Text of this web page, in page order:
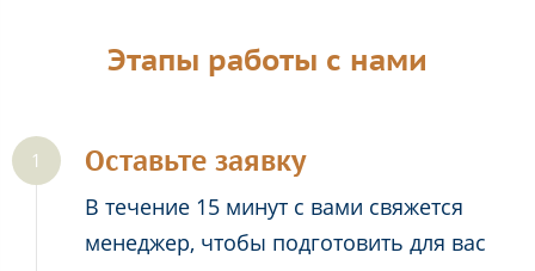
Этапы работы с нами
Оставьте заявку
В течение 15 минут с вами свяжется
менеджер, чтобы подготовить для вас